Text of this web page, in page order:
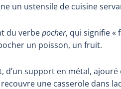
un ustensile de cuisine
du verbepocher, qui signifie «
un poisson, un fruit.
d’un support en métal,
une casserole dans